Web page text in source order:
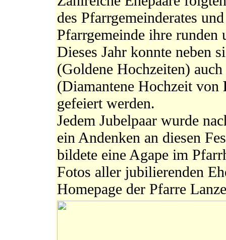
des Pfarrgemeinderates
Pfarrgemeinde ihre runden
Dieses Jahr konnte neben
(Goldene Hochzeiten)
(Diamantene Hochzeit von
gefeiert werden.
Jedem Jubelpaar wurde
ein Andenken an diesen
bildete eine Agape im
Fotos aller jubilierenden
Homepage der Pfarre